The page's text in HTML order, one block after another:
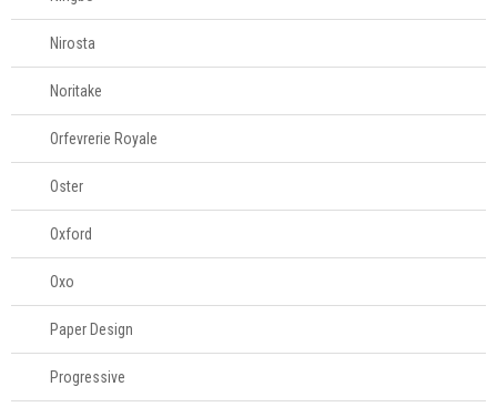
Nirosta
Noritake
Orfevrerie Royale
Oster
Oxford
Oxo
Paper Design
Progressive